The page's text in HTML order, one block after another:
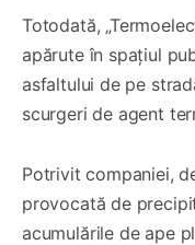
Totodată,
apărute în spațiul
asfaltului de pe
scurgeri de agent
Potrivit companiei,
provocată de
acumulările de ape